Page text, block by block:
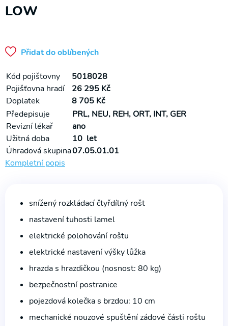
Pomůcky
Rehabilitační
LOW
Přidat do oblíbených
Kód pojišťovny
5018028
Pojišťovna hradí 26 295 Kč
Doplatek
8 705 Kč
Předepisuje
PRL, NEU, REH, ORT, INT, GER
Revizní lékař
ano
Užitná doba
10 let
Úhradová skupina07.05.01.01
Kompletní popis
snížený rozkládací čtyřdílný rošt
nastavení tuhosti lamel
elektrické polohování roštu
elektrické nastavení výšky lůžka
hrazda s hrazdičkou (nosnost: 80 kg)
bezpečnostní postranice
pojezdová kolečka s brzdou: 10 cm
mechanické nouzové spuštění zádové části roštu